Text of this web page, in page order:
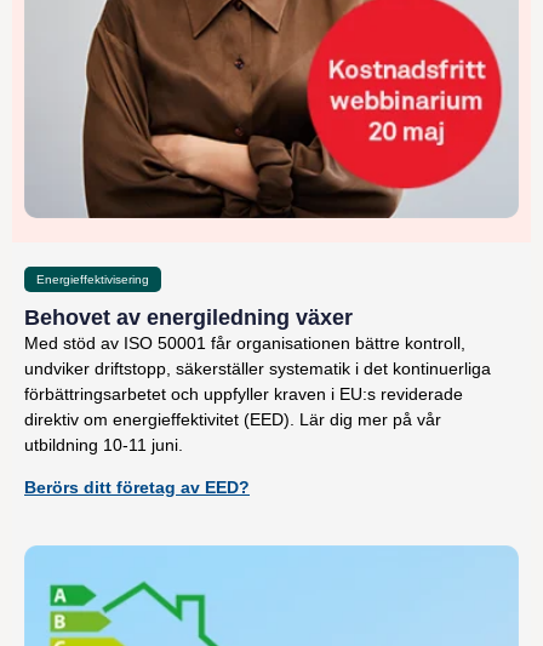
Energieffektivisering
Behovet av energiledning växer
Med stöd av ISO 50001 får organisationen bättre kontroll,
undviker driftstopp, säkerställer systematik i det kontinuerliga
förbättringsarbetet och uppfyller kraven i EU:s reviderade
direktiv om energieffektivitet (EED). Lär dig mer på vår
utbildning 10-11 juni.
Berörs ditt företag av EED?